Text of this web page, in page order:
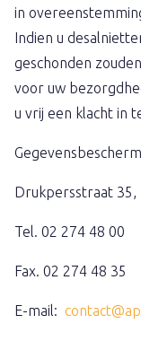
in
Indien u
geschonden
voor uw
u vrij een klacht in
Drukpersstraat 35,
Tel. 02 274 48 00
Fax. 02 274 48 35
E-mail: